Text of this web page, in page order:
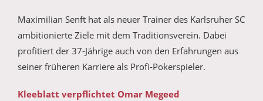
Maximilian Senft hat als neuer Trainer des Karlsruher SC
ambitionierte Ziele mit dem Traditionsverein. Dabei
profitiert der 37-Jährige auch von den Erfahrungen aus
seiner früheren Karriere als Profi-Pokerspieler.
Kleeblatt verpflichtet Omar Megeed